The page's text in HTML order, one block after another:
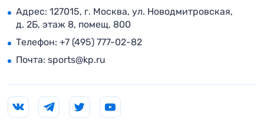
Адрес: 127015, г. Москва, ул. Новодмитровская,
д. 2Б, этаж 8, помещ. 800
Телефон: +7 (495) 777-02-82
Почта: sports@kp.ru